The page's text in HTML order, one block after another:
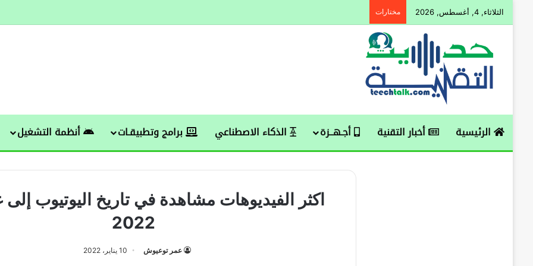
الثلاثاء, 4, أغسطس, 2026 مختارات
الرئيسية أخبار التقنية أجـهــزة الذكاء الاصطناعي برامج وتطبيقـات أنظمة التشغيل
اكثر الفيديوهات مشاهدة في تاريخ اليوتيوب إلى
2022
عمر توعيوش 10 يناير، 2022